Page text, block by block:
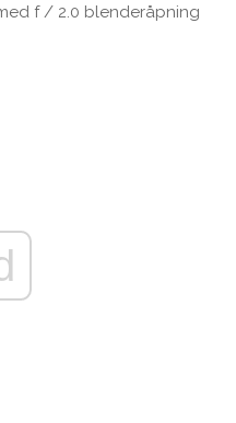
f / 2.0 blenderåpning